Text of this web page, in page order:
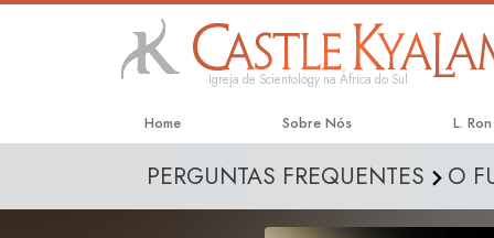
Igreja de Scientology na África do Sul
Home Sobre Nós L.
PERGUNTAS FREQUENTES O